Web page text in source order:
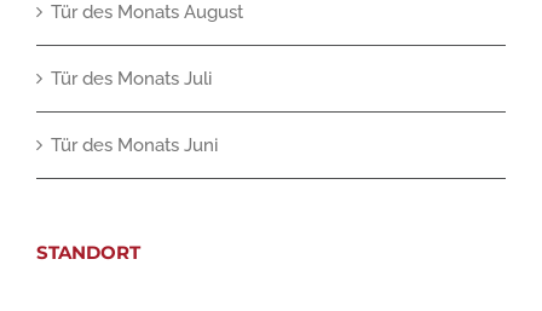
Tür des Monats August
Tür des Monats Juli
Tür des Monats Juni
STANDORT